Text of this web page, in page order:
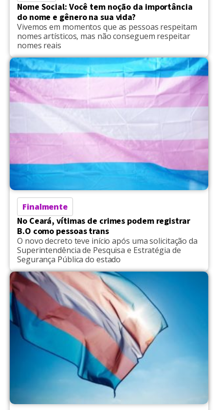
Nome Social: Você tem noção da importância
do nome e gênero na sua vida?
Vivemos em momentos que as pessoas respeitam
nomes artísticos, mas não conseguem respeitar
nomes reais
Finalmente
No Ceará, vítimas de crimes podem registrar
B.O como pessoas trans
O novo decreto teve início após uma solicitação da
Superintendência de Pesquisa e Estratégia de
Segurança Pública do estado